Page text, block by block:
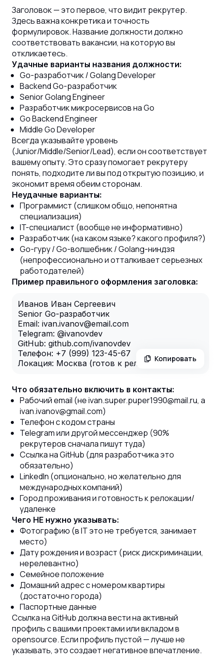
Заголовок — это первое, что видит рекрутер.
Здесь важна конкретика и точность
формулировок. Название должности должно
соответствовать вакансии, на которую вы
откликаетесь.
Удачные варианты названия должности:
Go-разработчик / Golang Developer
Backend Go-разработчик
Senior Golang Engineer
Разработчик микросервисов на Go
Go Backend Engineer
Middle Go Developer
Всегда указывайте уровень
(Junior/Middle/Senior/Lead), если он соответствует
вашему опыту. Это сразу помогает рекрутеру
понять, подходите ли вы под открытую позицию, и
экономит время обеим сторонам.
Неудачные варианты:
Программист (слишком общо, непонятна
специализация)
IT-специалист (вообще не информативно)
Разработчик (на каком языке? какого профиля?)
Go-гуру / Go-волшебник / Golang-ниндзя
(непрофессионально и отталкивает серьезных
работодателей)
Пример правильного оформления заголовка:
Иванов Иван Сергеевич
Senior Go-разработчик
Email: ivan.ivanov@email.com
Telegram: @ivanovdev
GitHub: github.com/ivanovdev
Телефон: +7 (999) 123-45-67
Локация: Москва (готов к релокации)Копировать
Что обязательно включить в контакты:
Рабочий email (не ivan.super.puper1990@mail.ru, а
ivan.ivanov@gmail.com)
Телефон с кодом страны
Telegram или другой мессенджер (90%
рекрутеров сначала пишут туда)
Ссылка на GitHub (для разработчика это
обязательно)
LinkedIn (опционально, но желательно для
международных компаний)
Город проживания и готовность к релокации/
удаленке
Чего НЕ нужно указывать:
Фотографию (в IT это не требуется, занимает
место)
Дату рождения и возраст (риск дискриминации,
нерелевантно)
Семейное положение
Домашний адрес с номером квартиры
(достаточно города)
Паспортные данные
Ссылка на GitHub должна вести на активный
профиль с вашими проектами или вкладом в
opensource. Если профиль пустой — лучше не
указывать, это создает негативное впечатление.